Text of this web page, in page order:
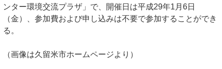
ンター環境交流プラザ」で、開催日は平成29年1月6日
（金）、参加費および申し込みは不要で参加することができ
る。
（画像は久留米市ホームページより）